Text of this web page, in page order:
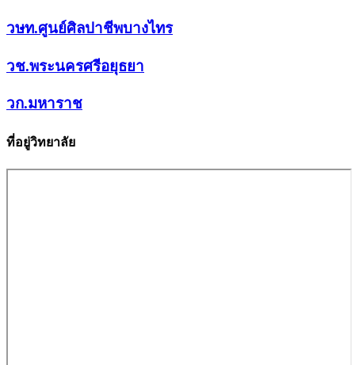
วษท.ศูนย์ศิลปาชีพบางไทร
วช.พระนครศรีอยุธยา
วก.มหาราช
ที่อยู่วิทยาลัย